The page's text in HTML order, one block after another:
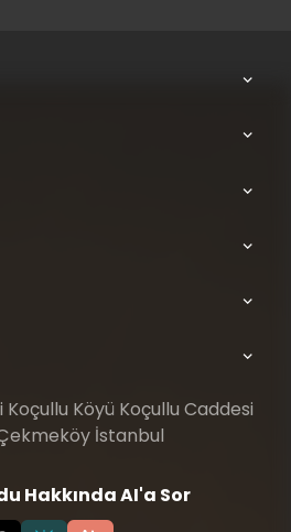
Köyü Koçullu Caddesi
İstanbul
Hakkında AI'a Sor